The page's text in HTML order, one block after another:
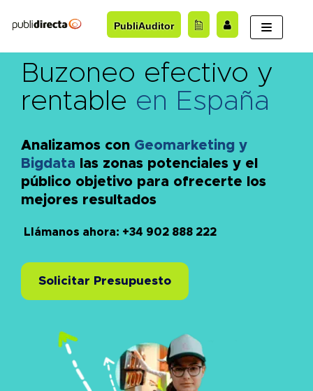
al
PubliAuditor
Buzoneo efectivo y
rentable en España
Analizamos con Geomarketing y
Bigdata las zonas potenciales y el
público objetivo para ofrecerte los
mejores resultados
Llámanos ahora: +34 902 888 222
Solicitar Presupuesto